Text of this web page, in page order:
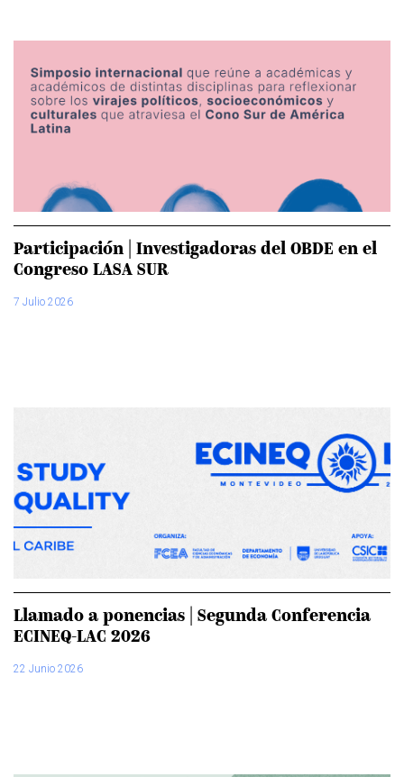
Participación | Investigadoras del OBDE en el
Congreso LASA SUR
7 Julio 2026
Llamado a ponencias | Segunda Conferencia
ECINEQ-LAC 2026
22 Junio 2026